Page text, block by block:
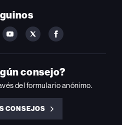
FOLLOW
ON
YOUTUBE
FOLLOW
ON
FOLLOW
ON
FACEBOOK
consejo?
del formulario anónimo.
CONSEJOS